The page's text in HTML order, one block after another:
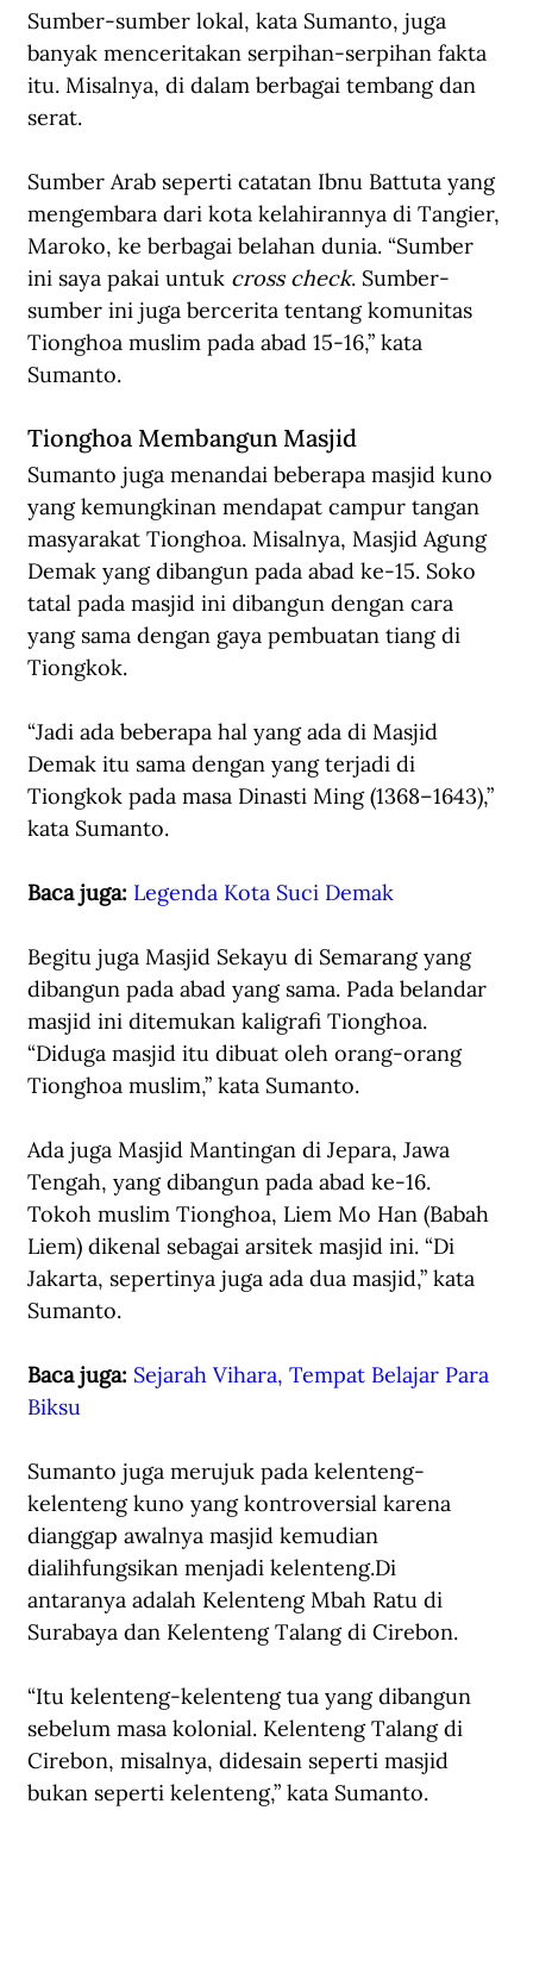
Sumber-sumber lokal, kata Sumanto, juga
banyak menceritakan serpihan-serpihan fakta
itu. Misalnya, di dalam berbagai tembang dan
serat.
Sumber Arab seperti catatan Ibnu Battuta yang
mengembara dari kota kelahirannya di Tangier,
Maroko, ke berbagai belahan dunia. “Sumber
ini saya pakai untuk cross check. Sumber-
sumber ini juga bercerita tentang komunitas
Tionghoa muslim pada abad 15-16,” kata
Sumanto.
Tionghoa Membangun Masjid
Sumanto juga menandai beberapa masjid kuno
yang kemungkinan mendapat campur tangan
masyarakat Tionghoa. Misalnya, Masjid Agung
Demak yang dibangun pada abad ke-15. Soko
tatal pada masjid ini dibangun dengan cara
yang sama dengan gaya pembuatan tiang di
Tiongkok.
“Jadi ada beberapa hal yang ada di Masjid
Demak itu sama dengan yang terjadi di
Tiongkok pada masa Dinasti Ming (1368–1643),”
kata Sumanto.
Baca juga: Legenda Kota Suci Demak
Begitu juga Masjid Sekayu di Semarang yang
dibangun pada abad yang sama. Pada belandar
masjid ini ditemukan kaligrafi Tionghoa.
“Diduga masjid itu dibuat oleh orang-orang
Tionghoa muslim,” kata Sumanto.
Ada juga Masjid Mantingan di Jepara, Jawa
Tengah, yang dibangun pada abad ke-16.
Tokoh muslim Tionghoa, Liem Mo Han (Babah
Liem) dikenal sebagai arsitek masjid ini. “Di
Jakarta, sepertinya juga ada dua masjid,” kata
Sumanto.
Baca juga: Sejarah Vihara, Tempat Belajar Para
Biksu
Sumanto juga merujuk pada kelenteng-
kelenteng kuno yang kontroversial karena
dianggap awalnya masjid kemudian
dialihfungsikan menjadi kelenteng.Di
antaranya adalah Kelenteng Mbah Ratu di
Surabaya dan Kelenteng Talang di Cirebon.
“Itu kelenteng-kelenteng tua yang dibangun
sebelum masa kolonial. Kelenteng Talang di
Cirebon, misalnya, didesain seperti masjid
bukan seperti kelenteng,” kata Sumanto.